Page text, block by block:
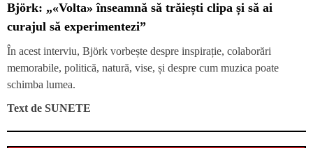
Björk: „«Volta» înseamnă să trăiești clipa și să ai
curajul să experimentezi”
În acest interviu, Björk vorbește despre inspirație, colaborări
memorabile, politică, natură, vise, și despre cum muzica poate
schimba lumea.
Text de SUNETE